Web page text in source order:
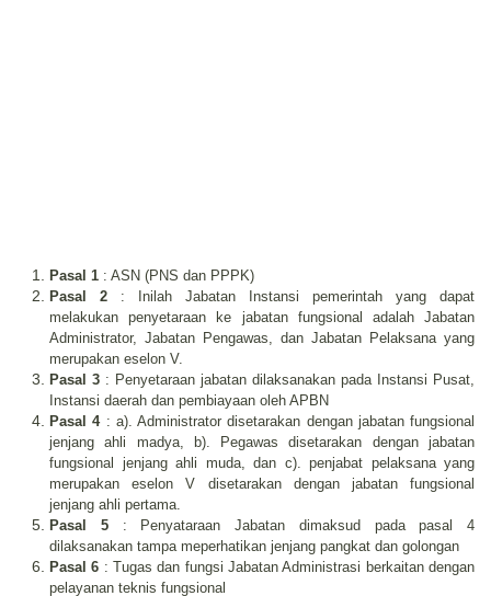
Pasal 1 : ASN (PNS dan PPPK)
Pasal 2 : Inilah Jabatan Instansi pemerintah yang dapat
melakukan penyetaraan ke jabatan fungsional adalah Jabatan
Administrator, Jabatan Pengawas, dan Jabatan Pelaksana yang
merupakan eselon V.
Pasal 3 : Penyetaraan jabatan dilaksanakan pada Instansi Pusat,
Instansi daerah dan pembiayaan oleh APBN
Pasal 4 : a). Administrator disetarakan dengan jabatan fungsional
jenjang ahli madya, b). Pegawas disetarakan dengan jabatan
fungsional jenjang ahli muda, dan c). penjabat pelaksana yang
merupakan eselon V disetarakan dengan jabatan fungsional
jenjang ahli pertama.
Pasal 5: Penyataraan Jabatan dimaksud pada pasal 4
dilaksanakan tampa meperhatikan jenjang pangkat dan golongan
Pasal 6 : Tugas dan fungsi Jabatan Administrasi berkaitan dengan
pelayanan teknis fungsional